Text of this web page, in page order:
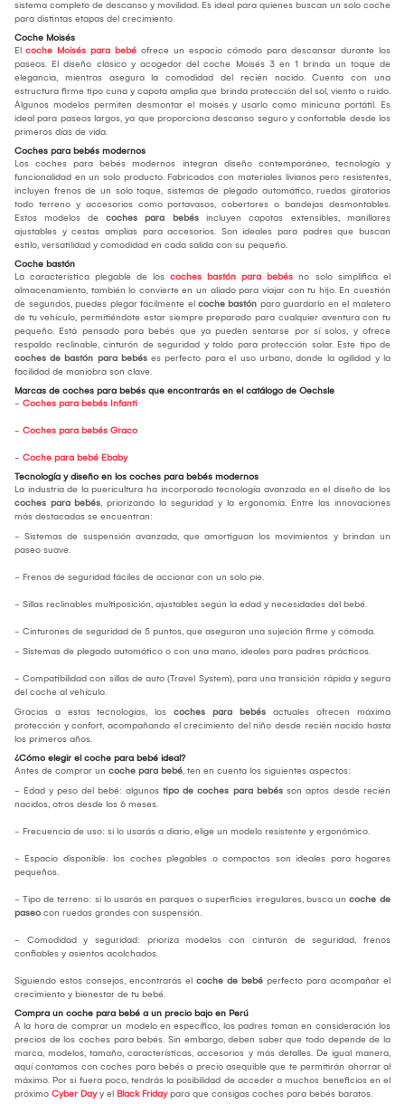
sistema completo de descanso y movilidad. Es ideal para quienes buscan un solo coche
para distintas etapas del crecimiento.
Coche Moisés
El coche Moisés para bebé ofrece un espacio cómodo para descansar durante los
paseos. El diseño clásico y acogedor del coche Moisés 3 en 1 brinda un toque de
elegancia, mientras asegura la comodidad del recién nacido. Cuenta con una
estructura firme tipo cuna y capota amplia que brinda protección del sol, viento o ruido.
Algunos modelos permiten desmontar el moisés y usarlo como minicuna portátil. Es
ideal para paseos largos, ya que proporciona descanso seguro y confortable desde los
primeros días de vida.
Coches para bebés modernos
Los coches para bebés modernos integran diseño contemporáneo, tecnología y
funcionalidad en un solo producto. Fabricados con materiales livianos pero resistentes,
incluyen frenos de un solo toque, sistemas de plegado automático, ruedas giratorias
todo terreno y accesorios como portavasos, cobertores o bandejas desmontables.
Estos modelos de coches para bebés incluyen capotas extensibles, manillares
ajustables y cestas amplias para accesorios. Son ideales para padres que buscan
estilo, versatilidad y comodidad en cada salida con su pequeño.
Coche bastón
La característica plegable de los coches bastón para bebés no solo simplifica el
almacenamiento, también lo convierte en un aliado para viajar con tu hijo. En cuestión
de segundos, puedes plegar fácilmente el coche bastón para guardarlo en el maletero
de tu vehículo, permitiéndote estar siempre preparado para cualquier aventura con tu
pequeño. Está pensado para bebés que ya pueden sentarse por sí solos, y ofrece
respaldo reclinable, cinturón de seguridad y toldo para protección solar. Este tipo de
coches de bastón para bebés es perfecto para el uso urbano, donde la agilidad y la
facilidad de maniobra son clave.
Marcas de coches para bebés que encontrarás en el catálogo de Oechsle
- Coches para bebés Infanti
- Coches para bebés Graco
- Coche para bebé Ebaby
Tecnología y diseño en los coches para bebés modernos
La industria de la puericultura ha incorporado tecnología avanzada en el diseño de los
coches para bebés, priorizando la seguridad y la ergonomía. Entre las innovaciones
más destacadas se encuentran:
- Sistemas de suspensión avanzada, que amortiguan los movimientos y brindan un
paseo suave.
- Frenos de seguridad fáciles de accionar con un solo pie.
- Sillas reclinables multiposición, ajustables según la edad y necesidades del bebé.
- Cinturones de seguridad de 5 puntos, que aseguran una sujeción firme y cómoda.
- Sistemas de plegado automático o con una mano, ideales para padres prácticos.
- Compatibilidad con sillas de auto (Travel System), para una transición rápida y segura
del coche al vehículo.
Gracias a estas tecnologías, los coches para bebés actuales ofrecen máxima
protección y confort, acompañando el crecimiento del niño desde recién nacido hasta
los primeros años.
¿Cómo elegir el coche para bebé ideal?
Antes de comprar un coche para bebé, ten en cuenta los siguientes aspectos:
- Edad y peso del bebé: algunos tipo de coches para bebés son aptos desde recién
nacidos, otros desde los 6 meses.
- Frecuencia de uso: si lo usarás a diario, elige un modelo resistente y ergonómico.
- Espacio disponible: los coches plegables o compactos son ideales para hogares
pequeños.
- Tipo de terreno: si lo usarás en parques o superficies irregulares, busca un coche de
paseo con ruedas grandes con suspensión.
- Comodidad y seguridad: prioriza modelos con cinturón de seguridad, frenos
confiables y asientos acolchados.
Siguiendo estos consejos, encontrarás el coche de bebé perfecto para acompañar el
crecimiento y bienestar de tu bebé.
Compra un coche para bebé a un precio bajo en Perú
A la hora de comprar un modelo en específico, los padres toman en consideración los
precios de los coches para bebés. Sin embargo, deben saber que todo depende de la
marca, modelos, tamaño, características, accesorios y más detalles. De igual manera,
aquí contamos con coches para bebés a precio asequible que te permitirán ahorrar al
máximo. Por si fuera poco, tendrás la posibilidad de acceder a muchos beneficios en el
próximo Cyber Dayy el Black Fridaypara que consigas coches para bebés baratos.